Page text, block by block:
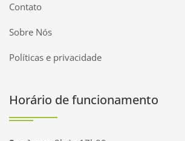
Contato
Sobre Nós
Políticas e privacidade
Horário de funcionamento